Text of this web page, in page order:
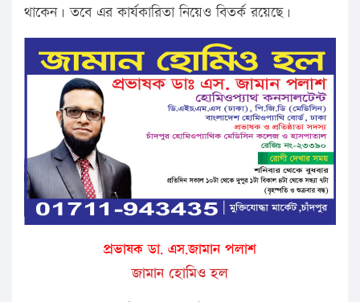
থাকেন। তবে এর কার্যকারিতা নিয়েও বিতর্ক রয়েছে।
প্রভাষক ডা. এস.জামান পলাশ
জামান হোমিও হল